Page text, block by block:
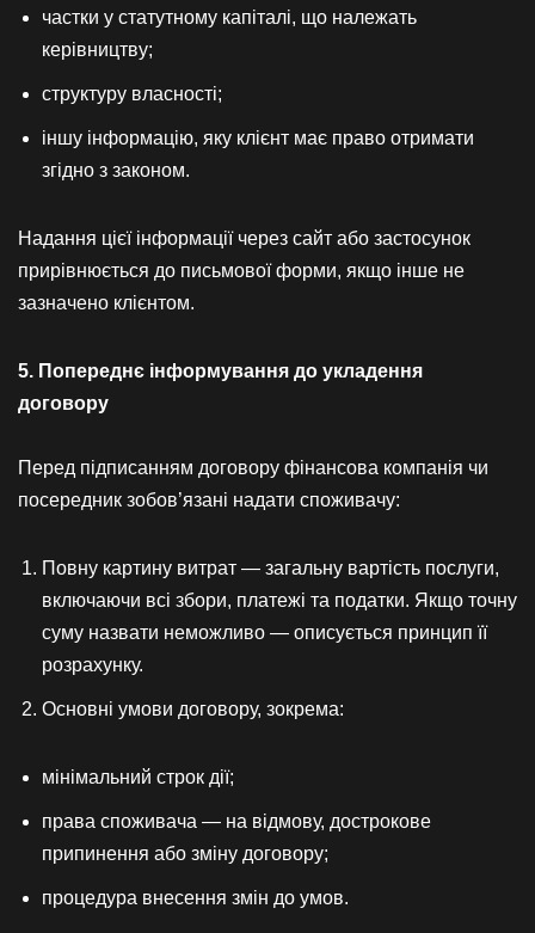
частки у статутному капіталі, що належать
керівництву;
структуру власності;
іншу інформацію, яку клієнт має право отримати
згідно з законом.
Надання цієї інформації через сайт або застосунок
прирівнюється до письмової форми, якщо інше не
зазначено клієнтом.
5. Попереднє інформування до укладення
договору
Перед підписанням договору фінансова компанія чи
посередник зобов’язані надати споживачу:
Повну картину витрат — загальну вартість послуги,
включаючи всі збори, платежі та податки. Якщо точну
суму назвати неможливо — описується принцип її
розрахунку.
Основні умови договору, зокрема:
мінімальний строк дії;
права споживача — на відмову, дострокове
припинення або зміну договору;
процедура внесення змін до умов.